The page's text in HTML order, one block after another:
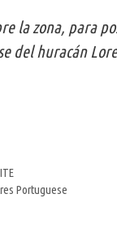
la zona, para
del huracán
Portuguese